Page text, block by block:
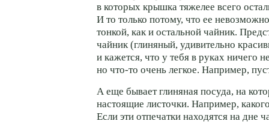
в которых крышка тяжелее всего
И то только потому, что ее
тонкой, как и остальной чайник.
чайник (глиняный, удивительно
и кажется, что у тебя в руках ничего
но что-то очень легкое. Например,
А еще бывает глиняная посуда, на
настоящие листочки. Например,
Если эти отпечатки находятся на дне